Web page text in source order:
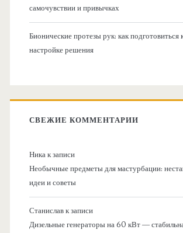
самочувствии и привычках
Бионические протезы рук: как подготовиться
настройке решения
СВЕЖИЕ КОММЕНТАРИИ
Никак записи
Необычные предметы для мастурбации:
идеи и советы
Станиславк записи
Дизельные генераторы на 60 кВт —